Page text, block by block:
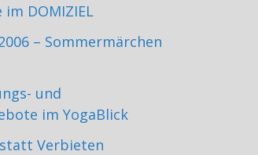
DOMIZIEL
– Sommermärchen
und
im YogaBlick
Verbieten